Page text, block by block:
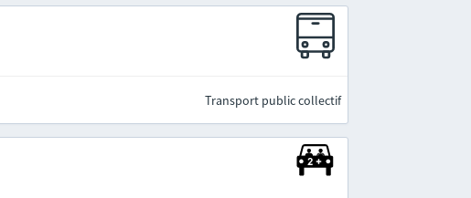
Transport public collectif